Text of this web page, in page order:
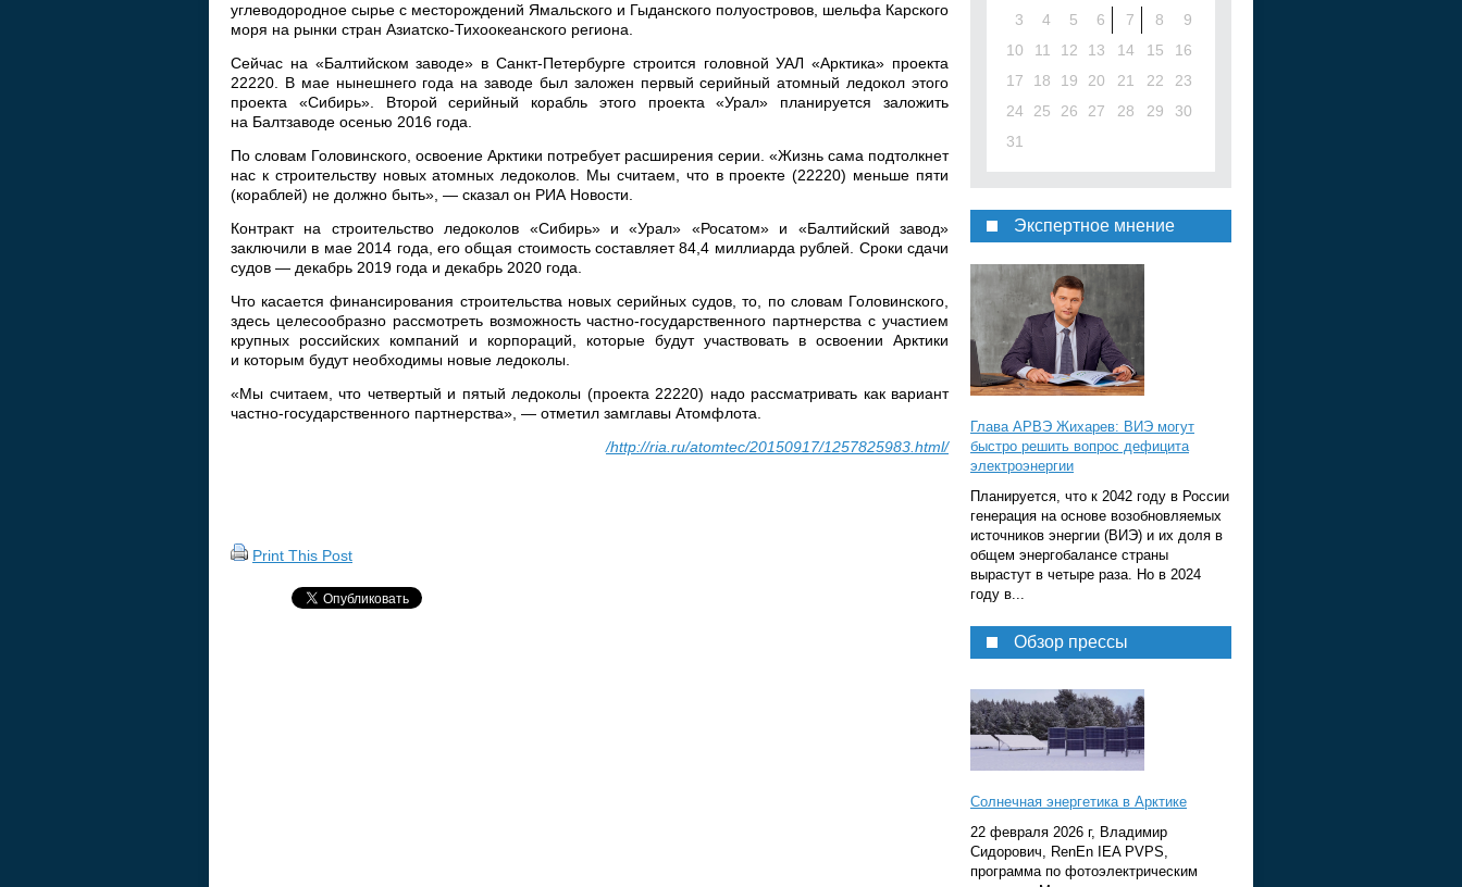
углеводородное сырье с месторождений Ямальского и Гыданского полуостровов, шельфа Карского
моря на рынки стран Азиатско-Тихоокеанского региона.
Сейчас на «Балтийском заводе» в Санкт-Петербурге строится головной УАЛ «Арктика» проекта
22220. В мае нынешнего года на заводе был заложен первый серийный атомный ледокол этого
проекта «Сибирь». Второй серийный корабль этого проекта «Урал» планируется заложить
на Балтзаводе осенью 2016 года.
По словам Головинского, освоение Арктики потребует расширения серии. «Жизнь сама подтолкнет
нас к строительству новых атомных ледоколов. Мы считаем, что в проекте (22220) меньше пяти
(кораблей) не должно быть», — сказал он РИА Новости.
Контракт на строительство ледоколов «Сибирь» и «Урал» «Росатом» и «Балтийский завод»
заключили в мае 2014 года, его общая стоимость составляет 84,4 миллиарда рублей. Сроки сдачи
судов — декабрь 2019 года и декабрь 2020 года.
Что касается финансирования строительства новых серийных судов, то, по словам Головинского,
здесь целесообразно рассмотреть возможность частно-государственного партнерства с участием
крупных российских компаний и корпораций, которые будут участвовать в освоении Арктики
и которым будут необходимы новые ледоколы.
«Мы считаем, что четвертый и пятый ледоколы (проекта 22220) надо рассматривать как вариант
частно-государственного партнерства», — отметил замглавы Атомфлота.
/http://ria.ru/atomtec/20150917/1257825983.html/
Print This Post
3
4 5 6 7 8
9
10
11 12 13 14 15
16
17
18 19 20 21 22
23
24
25 26 27 28 29
30
31
Экспертное мнение
Глава АРВЭ Жихарев: ВИЭ могут
быстро решить вопрос дефицита
электроэнергии
Планируется, что к 2042 году в России
генерация на основе возобновляемых
источников энергии (ВИЭ) и их доля в
общем энергобалансе страны
вырастут в четыре раза. Но в 2024
году в...
Обзор прессы
Солнечная энергетика в Арктике
22 февраля 2026 г, Владимир
Сидорович, RenEn IEA PVPS,
программа по фотоэлектрическим